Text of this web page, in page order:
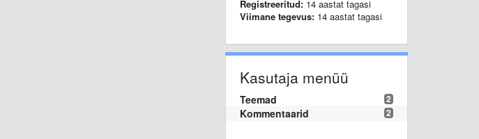
Registreeritud: 14 aastat tagasi
Viimane tegevus: 14 aastat tagasi
Kasutaja menüü
2
Teemad
2
Kommentaarid